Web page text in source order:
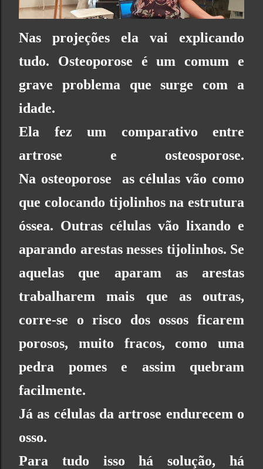
Nas projeções ela vai explicando
tudo. Osteoporose é um comum e
grave problema que surge com a
idade.
Ela fez um comparativo entre
artrose e osteosporose.
Na osteoporose as células vão como
que colocando tijolinhos na estrutura
óssea. Outras células vão lixando e
aparando arestas nesses tijolinhos. Se
aquelas que aparam as arestas
trabalharem mais que as outras,
corre-se o risco dos ossos ficarem
porosos, muito fracos, como uma
pedra pomes e assim quebram
facilmente.
Já as células da artrose endurecem o
osso.
Para tudo isso há solução, há